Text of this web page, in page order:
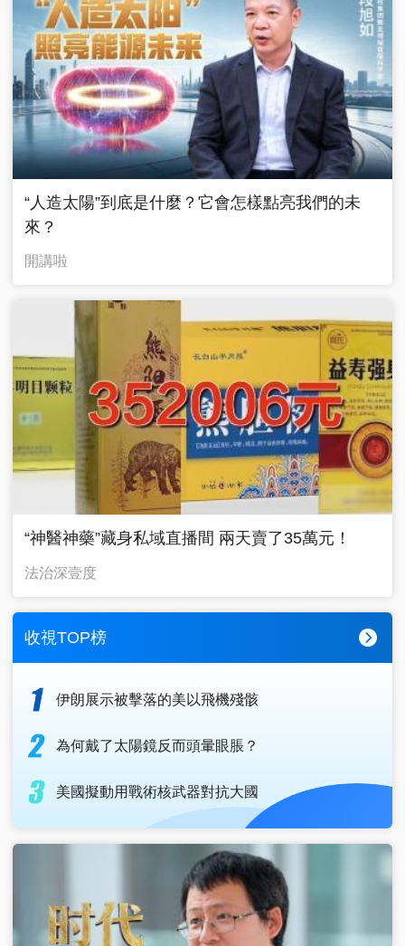
“人造太陽”到底是什麼？它會怎樣點亮我們的未
來？
開講啦
“神醫神藥”藏身私域直播間 兩天賣了35萬元！
法治深壹度
收視TOP榜
伊朗展示被擊落的美以飛機殘骸
為何戴了太陽鏡反而頭暈眼脹？
美國擬動用戰術核武器對抗大國